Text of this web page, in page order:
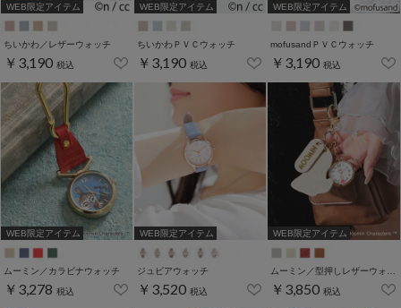
WEB限定アイテム
ちいかわ／レザーウォッチ
￥3,190 税込
WEB限定アイテム
ちいかわＰＶＣウォッチ
￥3,190 税込
WEB限定アイテム
mofusandＰＶＣウォッチ
￥3,190 税込
WEB限定アイテム
ムーミン／カラビナウォッチ
￥3,278 税込
WEB限定アイテム
ジュビアウォッチ
￥3,520 税込
WEB限定アイテム
￥3,850 税込